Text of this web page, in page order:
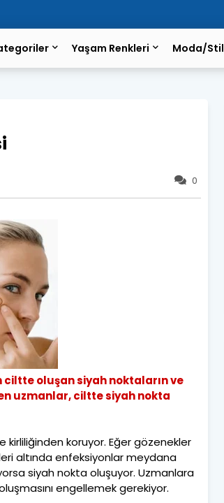
Yaşam Renkleri Moda/Stil
0
ciltte oluşan siyah noktaların ve
uzmanlar, ciltte siyah nokta
kirliliğinden koruyor. Eğer gözenekler
altında enfeksiyonlar meydana
siyah nokta oluşuyor. Uzmanlara
engellemek gerekiyor.